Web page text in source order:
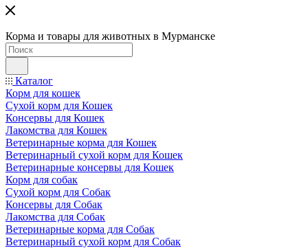
Корма и товары для животных в Мурманске
Каталог
Корм для кошек
Сухой корм для Кошек
Консервы для Кошек
Лакомства для Кошек
Ветеринарные корма для Кошек
Ветеринарный сухой корм для Кошек
Ветеринарные консервы для Кошек
Корм для собак
Сухой корм для Собак
Консервы для Собак
Лакомства для Собак
Ветеринарные корма для Собак
Ветеринарный сухой корм для Собак